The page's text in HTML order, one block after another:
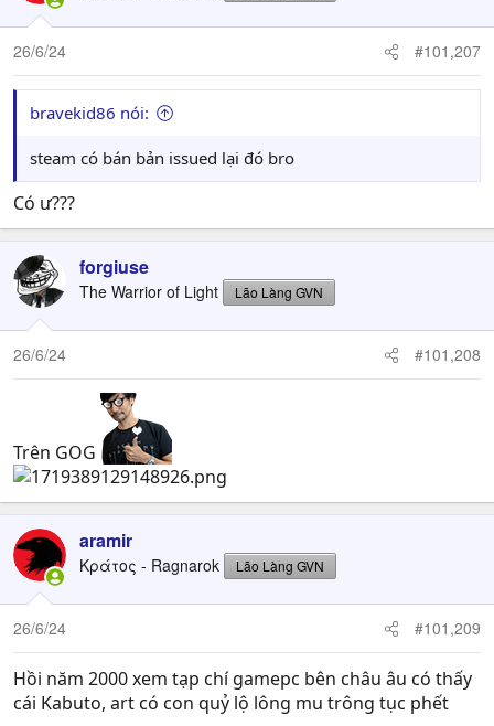
26/6/24 #101,207
bravekid86 nói:
steam có bán bản issued lại đó bro
Có ư???
forgiuse
The Warrior of Light Lão Làng GVN
26/6/24 #101,208
Trên GOG
aramir
Κράτος - Ragnarok Lão Làng GVN
26/6/24 #101,209
Hồi năm 2000 xem tạp chí gamepc bên châu âu có thấy
cái Kabuto, art có con quỷ lộ lông mu trông tục phết